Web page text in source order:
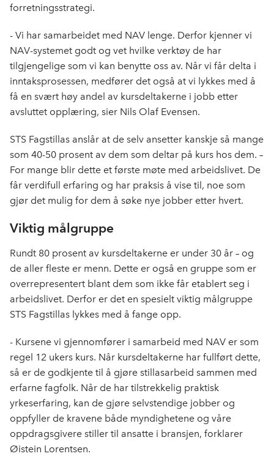
forretningsstrategi.
- Vi har samarbeidet med NAV lenge. Derfor kjenner vi
NAV-systemet godt og vet hvilke verktøy de har
tilgjengelige som vi kan benytte oss av. Når vi får delta i
inntaksprosessen, medfører det også at vi lykkes med å
få en svært høy andel av kursdeltakerne i jobb etter
avsluttet opplæring, sier Nils Olaf Evensen.
STS Fagstillas anslår at de selv ansetter kanskje så mange
som 40-50 prosent av dem som deltar på kurs hos dem. –
For mange blir dette et første møte med arbeidslivet. De
får verdifull erfaring og har praksis å vise til, noe som
gjør det mulig for dem å søke nye jobber etter hvert.
Viktig målgruppe
Rundt 80 prosent av kursdeltakerne er under 30 år – og
de aller fleste er menn. Dette er også en gruppe som er
overrepresentert blant dem som ikke får etablert seg i
arbeidslivet. Derfor er det en spesielt viktig målgruppe
STS Fagstillas lykkes med å fange opp.
- Kursene vi gjennomfører i samarbeid med NAV er som
regel 12 ukers kurs. Når kursdeltakerne har fullført dette,
så er de godkjente til å gjøre stillasarbeid sammen med
erfarne fagfolk. Når de har tilstrekkelig praktisk
yrkeserfaring, kan de gjøre selvstendige jobber og
oppfyller de kravene både myndighetene og våre
oppdragsgivere stiller til ansatte i bransjen, forklarer
Øistein Lorentsen.